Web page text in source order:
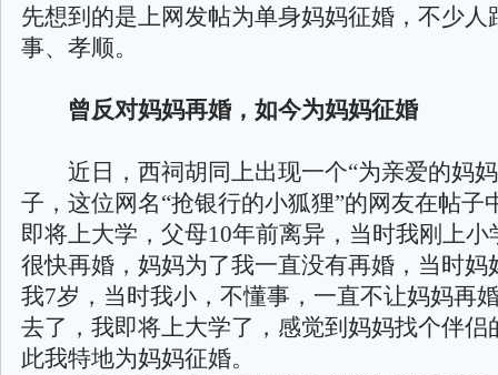
先想到的是上网发帖为单身妈妈征婚，不少人
事、孝顺。
曾反对妈妈再婚，如今为妈妈征婚
近日，西祠胡同上出现一个“为亲爱的妈妈
子，这位网名“抢银行的小狐狸”的网友在帖子
即将上大学，父母10年前离异，当时我刚上小
很快再婚，妈妈为了我一直没有再婚，当时妈
我7岁，当时我小，不懂事，一直不让妈妈再
去了，我即将上大学了，感觉到妈妈找个伴侣
此我特地为妈妈征婚。